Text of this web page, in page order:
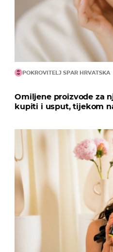
POKROVITELJ SPAR HRVATSKA
Omiljene proizvode za
kupiti i usput, tijekom